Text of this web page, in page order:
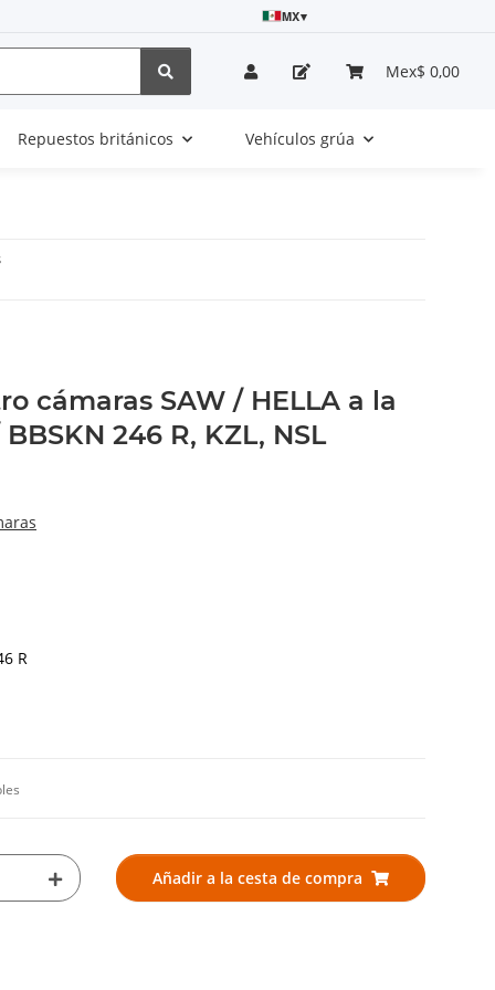
MX▾
Mex$ 0,00
Repuestos británicos Vehículos grúa
cámaras SAW / HELLA a la
246 R, KZL, NSL
R
Añadir a la cesta de compra